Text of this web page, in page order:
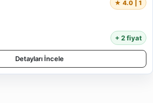
★ 4.0 | 1
+ 2 fiyat
Detayları İncele